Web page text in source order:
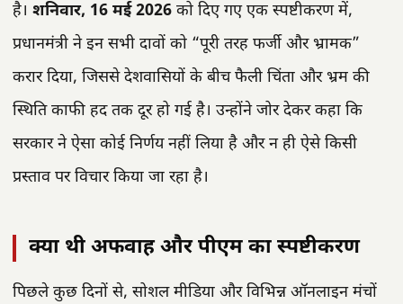
है। शनिवार, 16 मई 2026 को दिए गए एक स्पष्टीकरण में,
प्रधानमंत्री ने इन सभी दावों को “पूरी तरह फर्जी और भ्रामक”
करार दिया, जिससे देशवासियों के बीच फैली चिंता और भ्रम की
स्थिति काफी हद तक दूर हो गई है। उन्होंने जोर देकर कहा कि
सरकार ने ऐसा कोई निर्णय नहीं लिया है और न ही ऐसे किसी
प्रस्ताव पर विचार किया जा रहा है।
क्या थी अफवाह और पीएम का स्पष्टीकरण
पिछले कुछ दिनों से, सोशल मीडिया और विभिन्न ऑनलाइन मंचों